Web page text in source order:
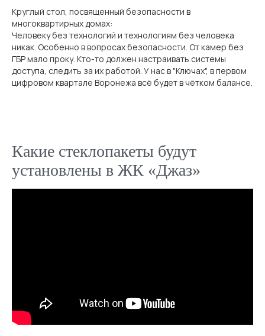
Круглый стол, посвященный безопасности в
многоквартирных домах:
Человеку без технологий и технологиям без человека
никак. Особенно в вопросах безопасности. От камер без
ГБР мало проку. Кто-то должен настраивать системы
доступа, следить за их работой. У нас в "Ключах", в первом
цифровом квартале Воронежа всё будет в чётком балансе.
Какие стеклопакеты будут
установлены в ЖК «Джаз»
разработано в The Space Milk